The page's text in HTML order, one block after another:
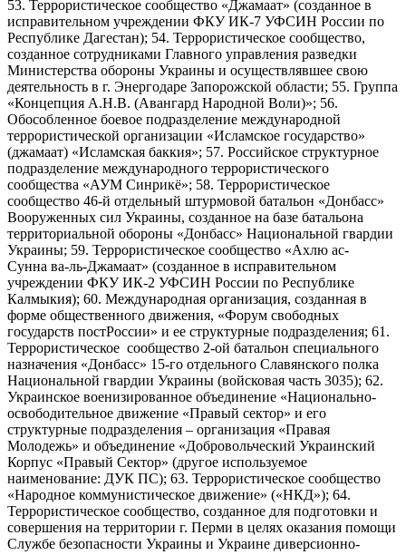
53. Террористическое сообщество «Джамаат» (созданное в
исправительном учреждении ФКУ ИК-7 УФСИН России по
Республике Дагестан); 54. Террористическое сообщество,
созданное сотрудниками Главного управления разведки
Министерства обороны Украины и осуществлявшее свою
деятельность в г. Энергодаре Запорожской области; 55. Группа
«Концепция А.Н.В. (Авангард Народной Воли)»; 56.
Обособленное боевое подразделение международной
террористической организации «Исламское государство»
(джамаат) «Исламская баккия»; 57. Российское структурное
подразделение международного террористического
сообщества «АУМ Синрикё»; 58. Террористическое
сообщество 46-й отдельный штурмовой батальон «Донбасс»
Вооруженных сил Украины, созданное на базе батальона
территориальной обороны «Донбасс» Национальной гвардии
Украины; 59. Террористическое сообщество «Ахлю ас-
Сунна ва-ль-Джамаат» (созданное в исправительном
учреждении ФКУ ИК-2 УФСИН России по Республике
Калмыкия); 60. Международная организация, созданная в
форме общественного движения, «Форум свободных
государств постРоссии» и ее структурные подразделения; 61.
Террористическое сообщество 2-ой батальон специального
назначения «Донбасс» 15-го отдельного Славянского полка
Национальной гвардии Украины (войсковая часть 3035); 62.
Украинское военизированное объединение «Национально-
освободительное движение «Правый сектор» и его
структурные подразделения – организация «Правая
Молодежь» и объединение «Добровольческий Украинский
Корпус «Правый Сектор» (другое используемое
наименование: ДУК ПС); 63. Террористическое сообщество
«Народное коммунистическое движение» («НКД»); 64.
Террористическое сообщество, созданное для подготовки и
совершения на территории г. Перми в целях оказания помощи
Службе безопасности Украины и Украине диверсионно-